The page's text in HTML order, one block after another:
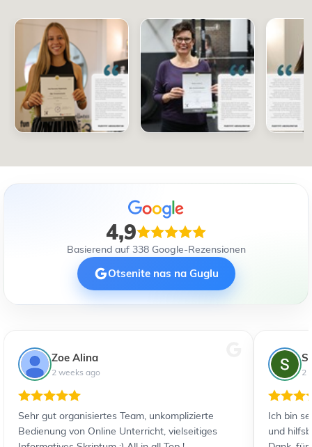
4,9
Basierend auf 338 Google-Rezensionen
Otsenite nas na Guglu
Zoe Alina
2 weeks ago
Sehr gut organisiertes Team, unkomplizierte
Bedienung von Online Unterricht, vielseitiges
2
Ich bin
und